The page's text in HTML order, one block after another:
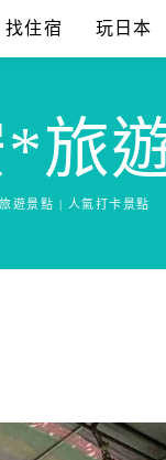
找住宿 玩日本
旅
遊景點 | 人氣打卡景點